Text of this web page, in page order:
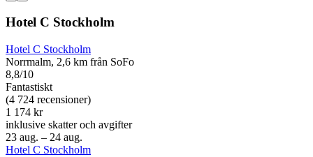
Hotel C Stockholm
Hotel C Stockholm
Norrmalm, 2,6 km från SoFo
8,8/10
Fantastiskt
(4 724 recensioner)
1 174 kr
inklusive skatter och avgifter
23 aug. – 24 aug.
Hotel C Stockholm